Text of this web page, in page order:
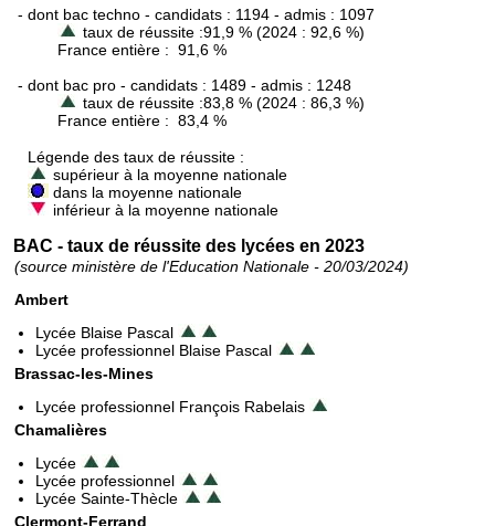
- dont bac techno - candidats : 1194 - admis : 1097
taux de réussite :91,9 % (2024 : 92,6 %)
France entière : 91,6 %
- dont bac pro - candidats : 1489 - admis : 1248
taux de réussite :83,8 % (2024 : 86,3 %)
France entière : 83,4 %
Légende des taux de réussite :
supérieur à la moyenne nationale
dans la moyenne nationale
inférieur à la moyenne nationale
BAC - taux de réussite des lycées en 2023
(source ministère de l'Education Nationale - 20/03/2024)
Ambert
Lycée Blaise Pascal
Lycée professionnel Blaise Pascal
Brassac-les-Mines
Lycée professionnel François Rabelais
Chamalières
Lycée
Lycée professionnel
Lycée Sainte-Thècle
Clermont-Ferrand